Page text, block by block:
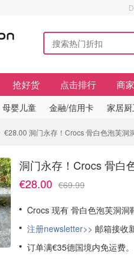
抢好货 点击排行 商
母婴儿童 金融/信用卡 家居厨
€28.00 洞门永存！Crocs 骨白色泡芙洞
洞门永存！Crocs 骨白
€28.00 €69.99
Crocs 现有 骨白色泡芙洞洞
注册newsletter>> 邮箱接收
订单满€35德国境内免运费。